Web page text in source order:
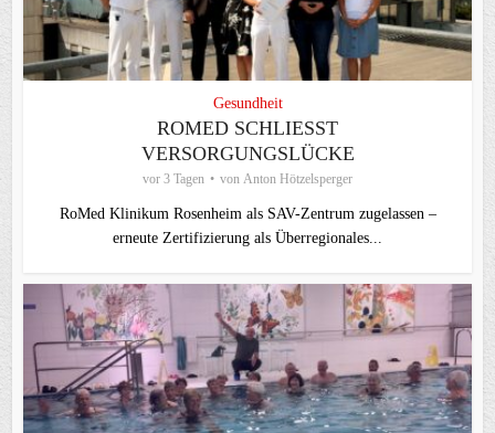
Gesundheit
ROMED SCHLIESST V
ERSORGUNGSLÜCKE
vor 3 Tagen von Anton Hötzelsperger
RoMed Klinikum Rosenheim als SAV-Zentrum zugelassen –
erneute Zertifizierung als Überregionales...